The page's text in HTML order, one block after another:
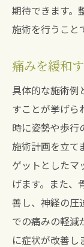
期待できます。
施術を行うこと
痛みを緩和
具体的な施術例
すことが挙げら
時に姿勢や歩行
施術計画を立て
ゲットとしたマ
げます。また、
善し、神経の圧
での痛みの軽減
に症状が改善し